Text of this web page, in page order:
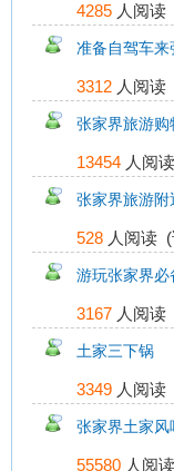
4285人阅读
准备自驾车来
3312人阅读
张家界旅游购
13454人阅
张家界旅游附
528人阅读 (
游玩张家界必
3167人阅读
土家三下锅
3349人阅读
张家界土家风
55580人阅